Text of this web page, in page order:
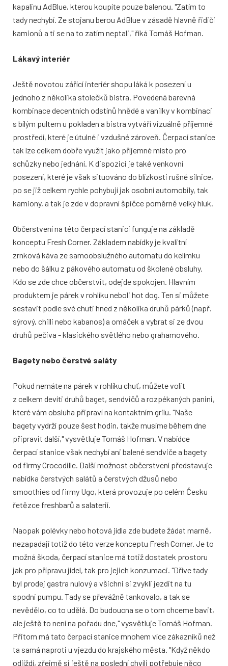
kapalinu AdBlue, kterou koupíte pouze balenou. "Zatím to
tady nechybí. Ze stojanu berou AdBlue v zásadě hlavně řidiči
kamionů a ti se na to zatím neptali," říká Tomáš Hofman.
Lákavý interiér
Ještě novotou zářící interiér shopu láká k posezení u
jednoho z několika stolečků bistra. Povedená barevná
kombinace decentních odstínů hnědé a vanilky v kombinaci
s bílým pultem u pokladen a bistra vytváří vizuálně příjemné
prostředí, které je útulné i vzdušné zároveň. Čerpací stanice
tak lze celkem dobře využít jako příjemné místo pro
schůzky nebo jednání. K dispozici je také venkovní
posezení, které je však situováno do blízkosti rušné silnice,
po se již celkem rychle pohybují jak osobní automobily, tak
kamiony, a tak je zde v dopravní špičce poměrně velký hluk.
Občerstvení na této čerpací stanici funguje na základě
konceptu Fresh Corner. Základem nabídky je kvalitní
zrnková káva ze samoobslužného automatu do kelímku
nebo do šálku z pákového automatu od školené obsluhy.
Kdo se zde chce občerstvit, odejde spokojen. Hlavním
produktem je párek v rohlíku neboli hot dog. Ten si můžete
sestavit podle své chuti hned z několika druhů párků (např.
sýrový, chilli nebo kabanos) a omáček a vybrat si ze dvou
druhů pečiva - klasického světlého nebo grahamového.
Bagety nebo čerstvé saláty
Pokud nemáte na párek v rohlíku chuť, můžete volit
z celkem devíti druhů baget, sendvičů a rozpékaných panini,
které vám obsluha připraví na kontaktním grilu. "Naše
bagety vydrží pouze šest hodin, takže musíme během dne
připravit další," vysvětluje Tomáš Hofman. V nabídce
čerpací stanice však nechybí ani balené sendviče a bagety
od firmy Crocodille. Další možnost občerstvení představuje
nabídka čerstvých salátů a čerstvých džusů nebo
smoothies od firmy Ugo, která provozuje po celém Česku
řetězce freshbarů a salaterií.
Naopak polévky nebo hotová jídla zde budete žádat marně,
nezapadají totiž do této verze konceptu Fresh Corner. Je to
možná škoda, čerpací stanice má totiž dostatek prostoru
jak pro přípravu jídel, tak pro jejich konzumaci. "Dříve tady
byl prodej gastra nulový a všichni si zvykli jezdit na tu
spodní pumpu. Tady se převážně tankovalo, a tak se
nevědělo, co to udělá. Do budoucna se o tom chceme bavit,
ale ještě to není na pořadu dne," vysvětluje Tomáš Hofman.
Přitom má tato čerpací stanice mnohem více zákazníků než
ta samá naproti u vjezdu do krajského města. "Když někdo
odjíždí, zřejmě si ještě na poslední chvíli potřebuje něco